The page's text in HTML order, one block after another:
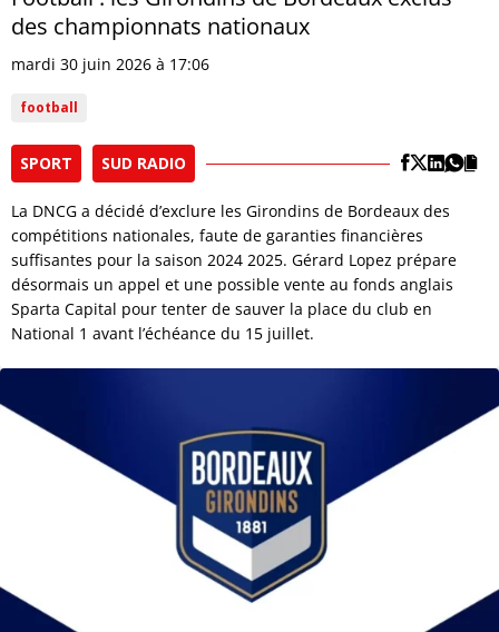
des championnats nationaux
mardi 30 juin 2026 à 17:06
football
SPORT SUD RADIO
La DNCG a décidé d’exclure les Girondins de Bordeaux des
compétitions nationales, faute de garanties financières
suffisantes pour la saison 2024 2025. Gérard Lopez prépare
désormais un appel et une possible vente au fonds anglais
Sparta Capital pour tenter de sauver la place du club en
National 1 avant l’échéance du 15 juillet.